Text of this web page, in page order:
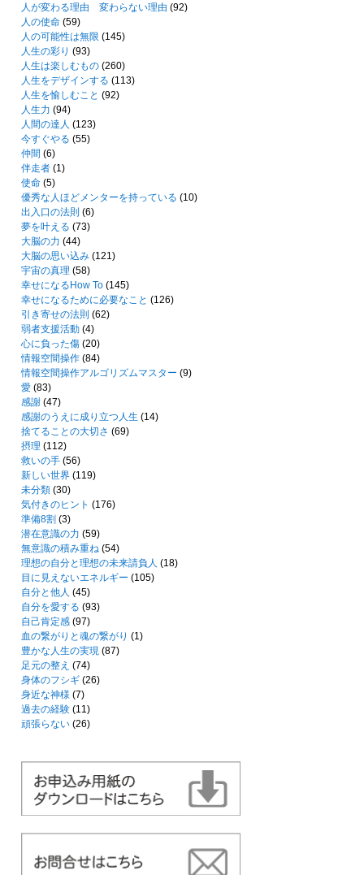
人が変わる理由 変わらない理由 (92)
人の使命 (59)
人の可能性は無限 (145)
人生の彩り (93)
人生は楽しむもの (260)
人生をデザインする (113)
人生を愉しむこと (92)
人生力 (94)
人間の達人 (123)
今すぐやる (55)
仲間 (6)
伴走者 (1)
使命 (5)
優秀な人ほどメンターを持っている (10)
出入口の法則 (6)
夢を叶える (73)
大脳の力 (44)
大脳の思い込み (121)
宇宙の真理 (58)
幸せになるHow To (145)
幸せになるために必要なこと (126)
引き寄せの法則 (62)
弱者支援活動 (4)
心に負った傷 (20)
情報空間操作 (84)
情報空間操作アルゴリズムマスター (9)
愛 (83)
感謝 (47)
感謝のうえに成り立つ人生 (14)
捨てることの大切さ (69)
摂理 (112)
救いの手 (56)
新しい世界 (119)
未分類 (30)
気付きのヒント (176)
準備8割 (3)
潜在意識の力 (59)
無意識の積み重ね (54)
理想の自分と理想の未来請負人 (18)
目に見えないエネルギー (105)
自分と他人 (45)
自分を愛する (93)
自己肯定感 (97)
血の繋がりと魂の繋がり (1)
豊かな人生の実現 (87)
足元の整え (74)
身体のフシギ (26)
身近な神様 (7)
過去の経験 (11)
頑張らない (26)